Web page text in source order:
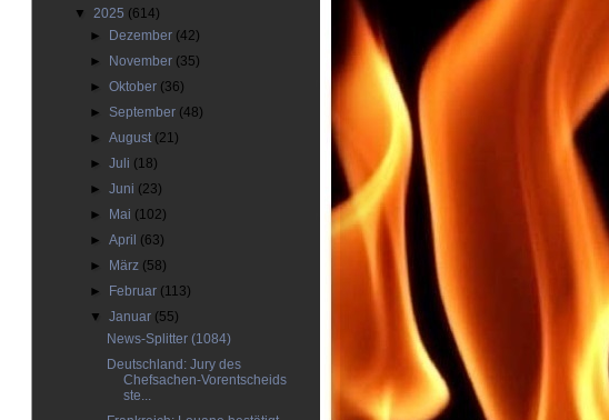
▼ 2025 (614)
►
Dezember (42)
►
November (35)
►Oktober (36)
► September (48)
►August (21)
►Juli (18)
►Juni (23)
►
Mai (102)
►April (63)
►
März (58)
►
Februar (113)
▼Januar (55)
News-Splitter (1084)
Deutschland: Jury des
Chefsachen-Vorentscheids
ste...